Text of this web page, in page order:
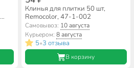
Клинья для плитки 50 шт,
Remocolor, 47-1-002
Самовывоз: 10 августа
Курьером: 8 августа
5•3 отзыва
В корзину